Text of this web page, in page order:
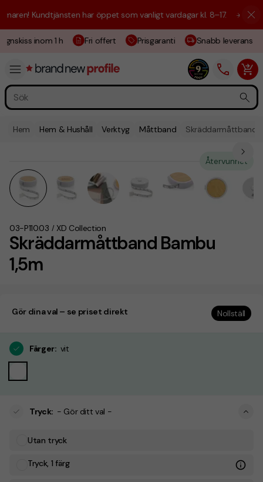
Kundtjänsten har öppet som vanligt vardagar kl. 8–17. ☀️ Vi är
inom 1 h Fri offert Prisgaranti Snabb leverans
Hem Hem & Hushåll Verktyg Måttband Skräddarmåttband
Skräddarmåttband Bambu
1,5m
03-P110.03 / XD Collection
Återvunnet
Gör dina val – se priset direkt Nollställ
Färger: vit
Tryck: - Gör ditt val -
Utan tryck
Tryck, 1 färg